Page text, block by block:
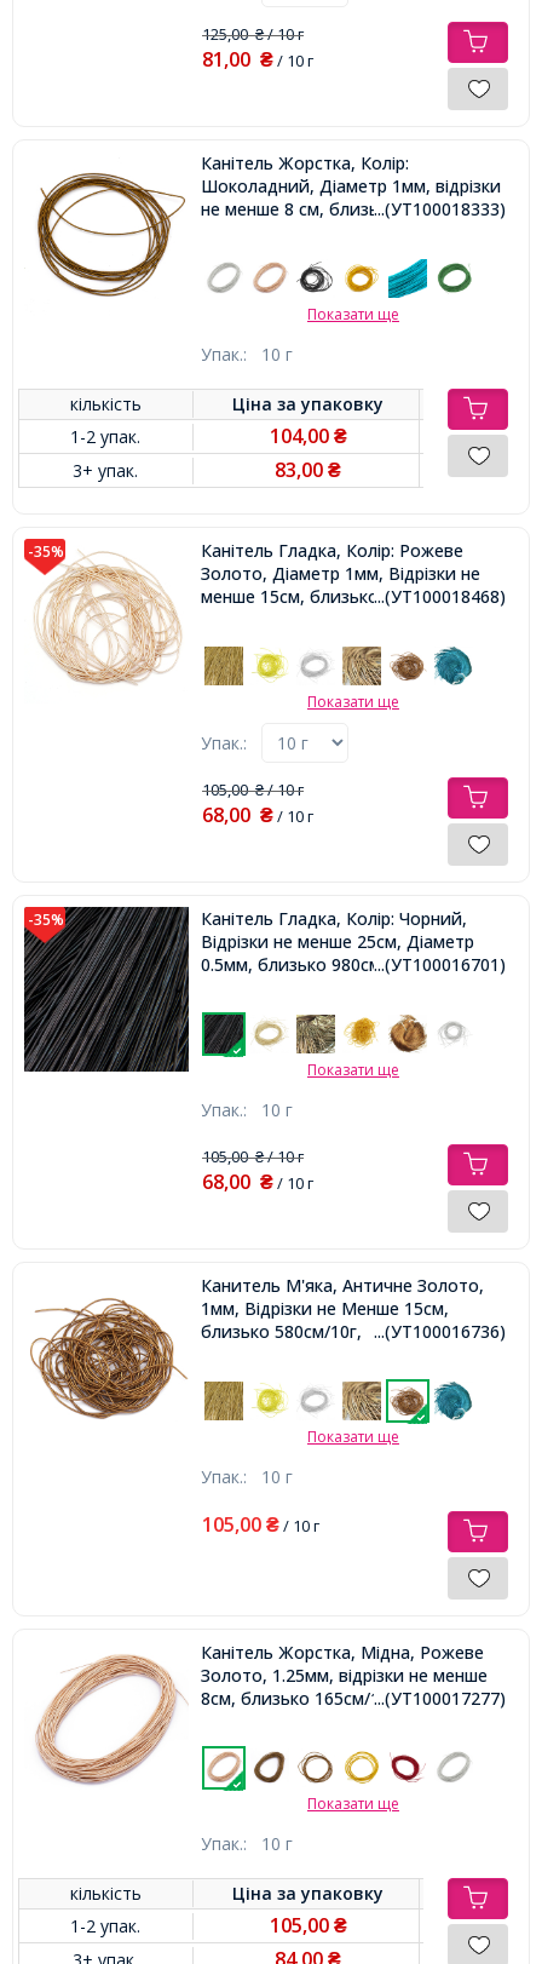
125,00₴/ 10 г
81,00 ₴/ 10 г
Канітель Жорстка, Колір:
Шоколадний, Діаметр 1мм, відрізки
не менше 8 см, близько 250см / 10г,
...(УТ100018333)
Показати ще
Упак.: 10 г
кількість Ціна заупаковку
1-2 упак.
104,00 ₴
3+ упак. 83,00₴
-35%
Канітель Гладка, Колір: Рожеве
Золото, Діаметр 1мм, Відрізки не
менше 15см, близько 580см / 10г,
...(УТ100018468)
Показати ще
Упак.:
105,00₴/ 10 г
68,00 ₴/ 10 г
-35%
Канітель Гладка, Колір: Чорний,
Відрізки не менше 25см, Діаметр
0.5мм, близько 980см / 10г,...(УТ100016701)
Показати ще
Упак.: 10 г
105,00₴/ 10 г
68,00 ₴/ 10 г
Канитель М'яка, Античне Золото,
1мм, Відрізки не Менше 15см,
близько 580см/10г, ...(УТ100016736)
Показати ще
Упак.: 10 г
105,00 ₴/ 10 г
Канітель Жорстка, Мідна, Рожеве
Золото, 1.25мм, відрізки не менше
8см, близько 165см/10г,...(УТ100017277)
Показати ще
Упак.: 10 г
кількість Ціна заупаковку
1-2 упак.
105,00 ₴
₴